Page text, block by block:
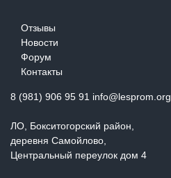
Отзывы
Новости
Форум
Контакты
8 (981) 906 95 91 info@lesprom.org
ЛО, Бокситогорский район,
деревня Самойлово,
Центральный переулок дом 4